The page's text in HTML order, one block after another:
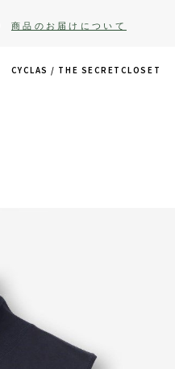
商品のお届けについて
CYCLAS / THE SECRETCLOSET